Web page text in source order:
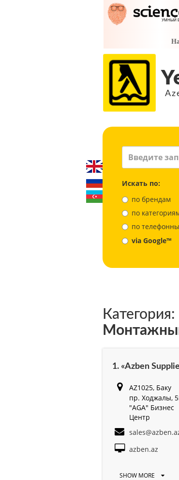
Искать по:
по брендам
по
по
via Google™
Категория:
1. «Azben
AZ1025, Баку
пр. Ходжалы,
"AGA" Бизнес
Центр
azben.az
SHOW MORE